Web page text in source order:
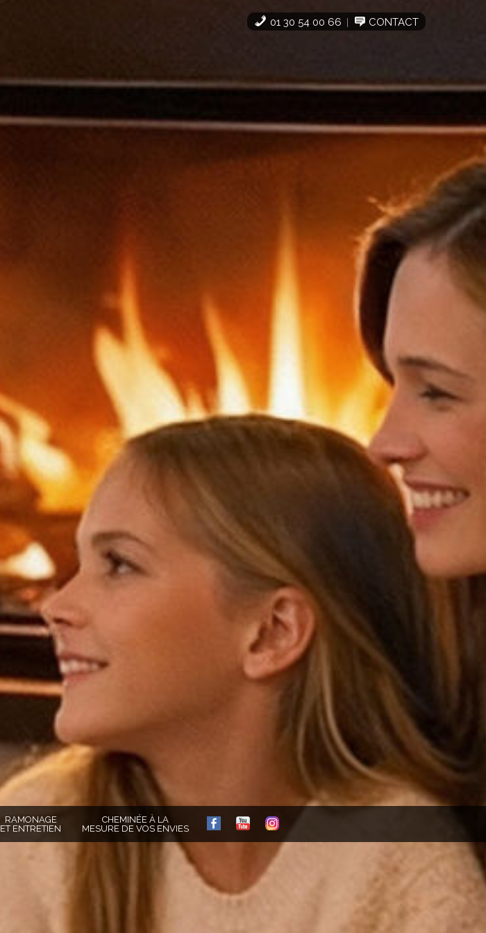
01 30 54 00 66 CONTACT
RAMONAGE
ET ENTRETIEN
CHEMINÉE À LA
MESURE DE VOS ENVIES